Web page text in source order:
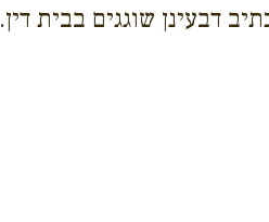
דבעינן שוגגים בבית דין.